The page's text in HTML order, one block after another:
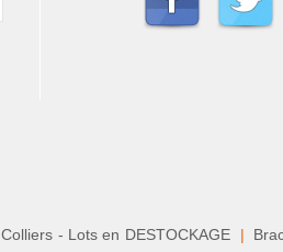
Colliers - Lots en DESTOCKAGE |